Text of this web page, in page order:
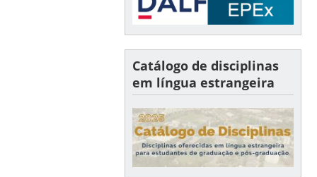
Catálogo de disciplinas
em língua estrangeira